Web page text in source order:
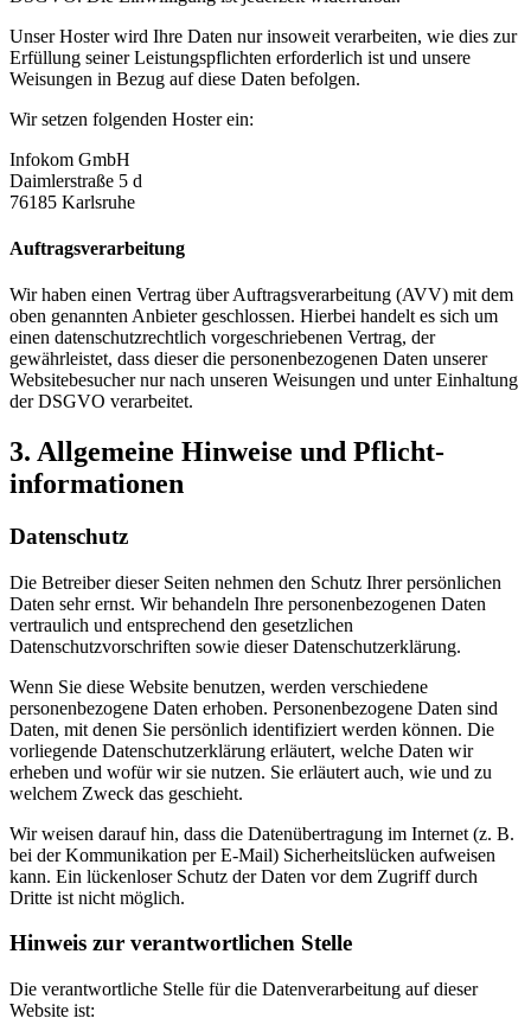
Unser Hoster wird Ihre Daten nur insoweit verarbeiten, wie dies zur
Erfüllung seiner Leistungspflichten erforderlich ist und unsere
Weisungen in Bezug auf diese Daten befolgen.
Wir setzen folgenden Hoster ein:
Infokom GmbH
Daimlerstraße 5 d
76185 Karlsruhe
Auftragsverarbeitung
Wir haben einen Vertrag über Auftragsverarbeitung (AVV) mit dem
oben genannten Anbieter geschlossen. Hierbei handelt es sich um
einen datenschutzrechtlich vorgeschriebenen Vertrag, der
gewährleistet, dass dieser die personenbezogenen Daten unserer
Websitebesucher nur nach unseren Weisungen und unter Einhaltung
der DSGVO verarbeitet.
3. Allgemeine Hinweise und Pflicht­
informationen
Datenschutz
Die Betreiber dieser Seiten nehmen den Schutz Ihrer persönlichen
Daten sehr ernst. Wir behandeln Ihre personenbezogenen Daten
vertraulich und entsprechend den gesetzlichen
Datenschutzvorschriften sowie dieser Datenschutzerklärung.
Wenn Sie diese Website benutzen, werden verschiedene
personenbezogene Daten erhoben. Personenbezogene Daten sind
Daten, mit denen Sie persönlich identifiziert werden können. Die
vorliegende Datenschutzerklärung erläutert, welche Daten wir
erheben und wofür wir sie nutzen. Sie erläutert auch, wie und zu
welchem Zweck das geschieht.
Wir weisen darauf hin, dass die Datenübertragung im Internet (z. B.
bei der Kommunikation per E-Mail) Sicherheitslücken aufweisen
kann. Ein lückenloser Schutz der Daten vor dem Zugriff durch
Dritte ist nicht möglich.
Hinweis zur verantwortlichen Stelle
Die verantwortliche Stelle für die Datenverarbeitung auf dieser
Website ist: